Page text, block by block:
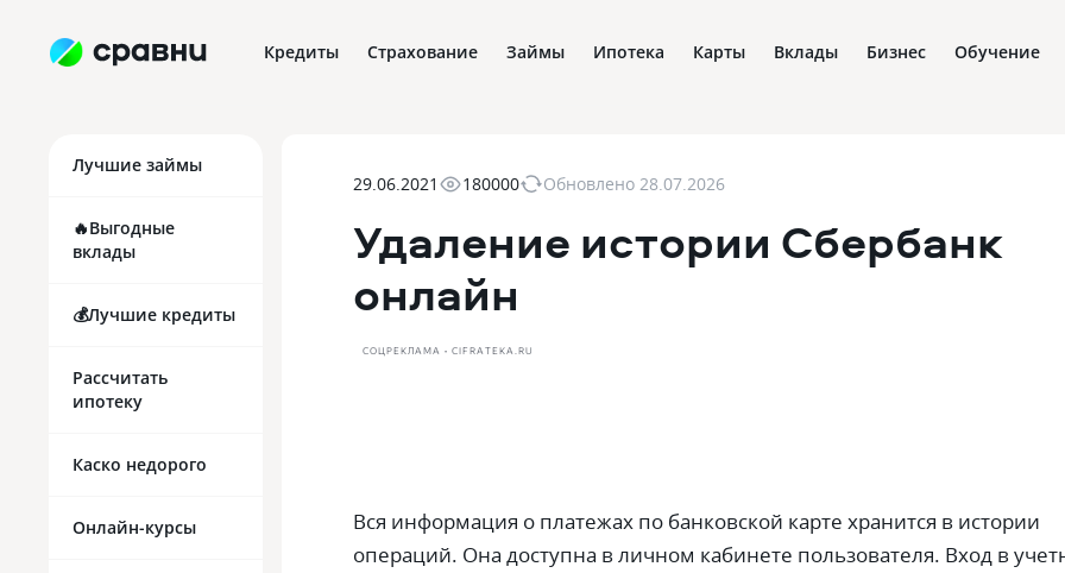
Кредиты Страхование Займы Ипотека Карты Вклады Бизнес Обучение
Лучшие займы
🔥Выгодные
вклады
💰Лучшие кредиты
Рассчитать
ипотеку
Каско недорого
Онлайн-курсы
29.06.2021 180000 Обновлено 28.07.2026
Удаление истории Сбербанк
онлайн
СОЦРЕКЛАМА • CIFRATEKA.RU
Вся информация о платежах по банковской карте хранится в истории
операций. Она доступна в личном кабинете пользователя. Вход в